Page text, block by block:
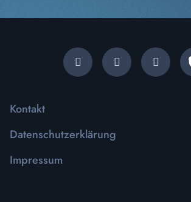
Kontakt
Datenschutzerklärung
Impressum